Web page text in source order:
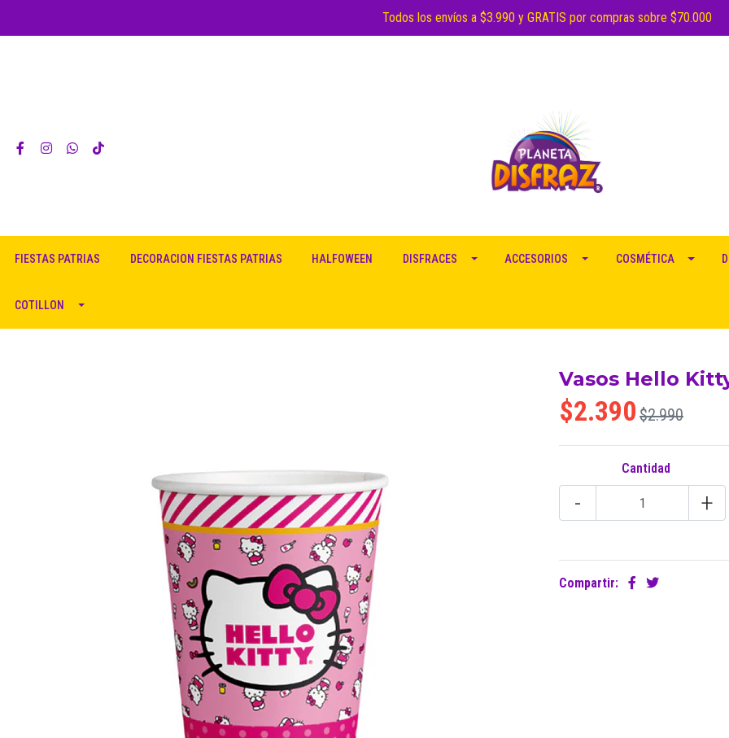
Todos los envíos a $3.990 y GRATIS por compras sobre $70.000
FIESTAS PATRIAS DECORACION FIESTAS PATRIAS HALFOWEEN DISFRACES ACCESORIOS COSMÉTICA
COTILLON
Vasos Hello
$2.390 $2.990
Cantidad
- +
Compartir: